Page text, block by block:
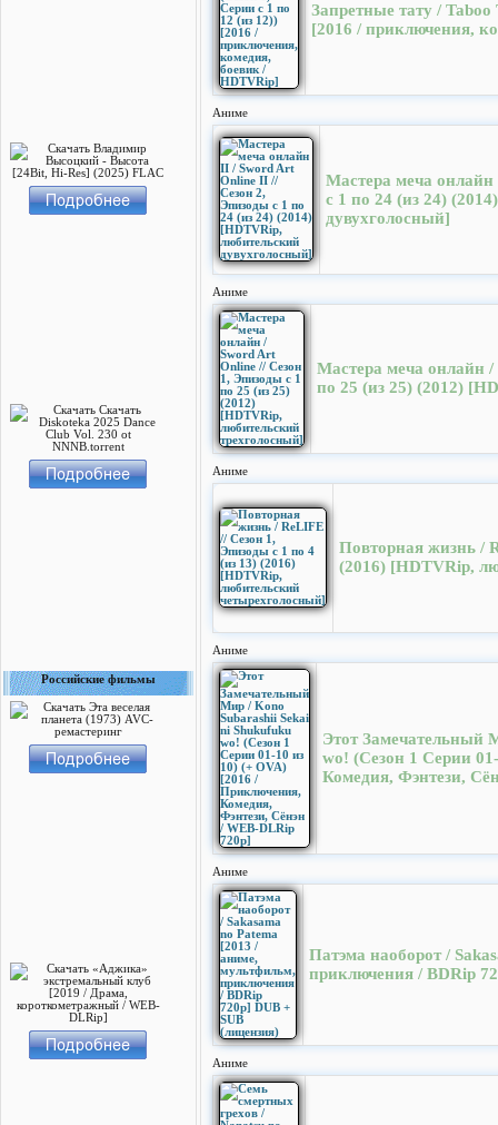
Российские фильмы
Запретные тату /
[2016 / приключения,
Аниме
Мастера меча
с 1 по 24 (из 24)
дувухголосный]
Аниме
Мастера меча онлайн
по 25 (из 25) (2012)
Аниме
Повторная жизнь /
(2016) [HDTVRip,
Аниме
Этот Замечательный
wo! (Сезон 1 Серии
Комедия, Фэнтези,
Аниме
Патэма наоборот /
приключения / BDRip
Аниме